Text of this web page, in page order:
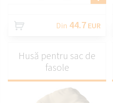
Din 44.7 EUR
Husă pentru sac de
fasole